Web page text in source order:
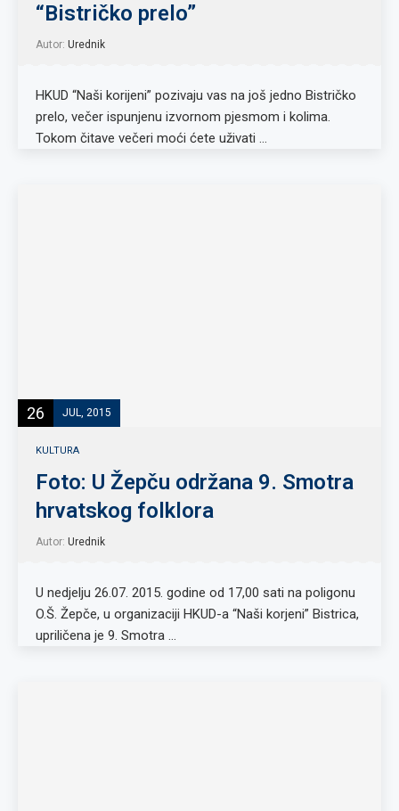
“Bistričko prelo”
Autor: Urednik
HKUD “Naši korijeni” pozivaju vas na još jedno Bistričko
prelo, večer ispunjenu izvornom pjesmom i kolima.
Tokom čitave večeri moći ćete uživati …
26 JUL, 2015
KULTURA
Foto: U Žepču održana 9. Smotra
hrvatskog folklora
Autor: Urednik
U nedjelju 26.07. 2015. godine od 17,00 sati na poligonu
O.Š. Žepče, u organizaciji HKUD-a “Naši korjeni” Bistrica,
upriličena je 9. Smotra …